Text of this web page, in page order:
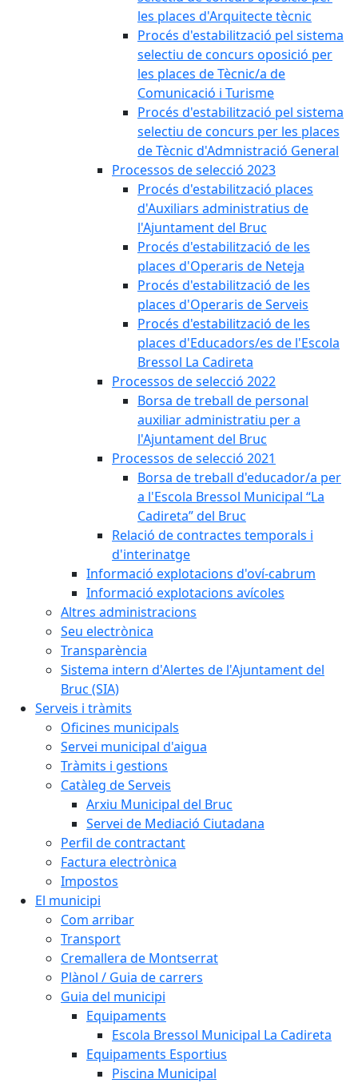
les places d'Arquitecte tècnic
Procés d'estabilització pel sistema
selectiu de concurs oposició per
les places de Tècnic/a de
Comunicació i Turisme
Procés d'estabilització pel sistema
selectiu de concurs per les places
de Tècnic d'Admnistració General
Processos de selecció 2023
Procés d'estabilització places
d'Auxiliars administratius de
l'Ajuntament del Bruc
Procés d'estabilització de les
places d'Operaris de Neteja
Procés d'estabilització de les
places d'Operaris de Serveis
Procés d'estabilització de les
places d'Educadors/es de l'Escola
Bressol La Cadireta
Processos de selecció 2022
Borsa de treball de personal
auxiliar administratiu per a
l'Ajuntament del Bruc
Processos de selecció 2021
Borsa de treball d'educador/a per
a l'Escola Bressol Municipal “La
Cadireta” del Bruc
Relació de contractes temporals i
d'interinatge
Informació explotacions d'oví-cabrum
Informació explotacions avícoles
Altres administracions
Seu electrònica
Transparència
Sistema intern d'Alertes de l'Ajuntament del
Bruc (SIA)
Serveis i tràmits
Oficines municipals
Servei municipal d'aigua
Tràmits i gestions
Catàleg de Serveis
Arxiu Municipal del Bruc
Servei de Mediació Ciutadana
Perfil de contractant
Factura electrònica
Impostos
El municipi
Com arribar
Transport
Cremallera de Montserrat
Plànol / Guia de carrers
Guia del municipi
Equipaments
Escola Bressol Municipal La Cadireta
Equipaments Esportius
Piscina Municipal